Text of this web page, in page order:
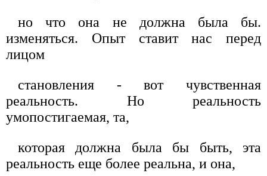
но что она не должна была бы.
изменяться. Опыт ставит нас перед
лицом
становления - вот чувственная
реальность. Но реальность
умопостигаемая, та,
которая должна была бы быть, эта
реальность еще более реальна, и она,